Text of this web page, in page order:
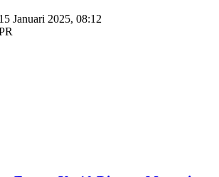
Januari 2025, 08:12